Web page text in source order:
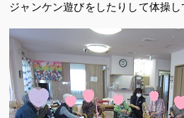
ジャンケン遊びをしたりして体操し